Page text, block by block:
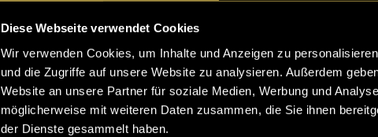
Diese Webseite verwendet Cookies
Wir verwenden Cookies, um Inhalte und Anzeigen zu
und die Zugriffe auf unsere Website zu analysieren. Außerdem
Website an unsere Partner für soziale Medien, Werbung und
möglicherweise mit weiteren Daten zusammen, die Sie ihnen
der Dienste gesammelt haben.
Die Entscheidung, die Fotos mit Texten und
bewusste künstlerische Wahl, um die
Bildern zu verstärken. Die Verwendung von
Worten zielt darauf ab, die positiven
auszudrücken, die ich für diese Personen